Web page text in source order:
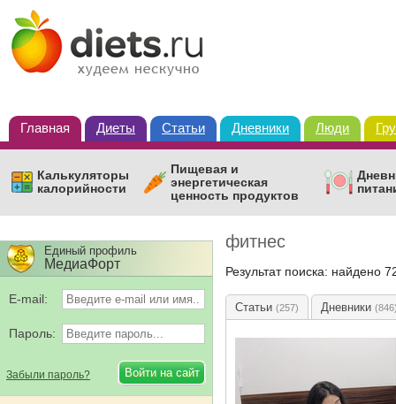
Главная Диеты Статьи Дневники Люди
Калькуляторы
калорийности
Пищевая и
энергетическая
ценность продуктов
фитнес
Результат поиска: найдено
Статьи (257) Дневники
Единый профиль
МедиаФорт
E-mail:
Пароль:
Забыли пароль?